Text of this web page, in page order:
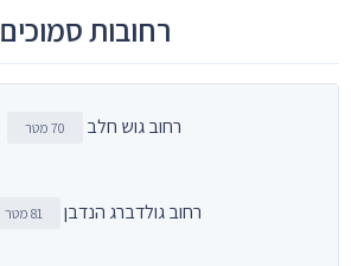
רחובות סמוכים
רחוב גוש חלב 70 מטר
רחוב גולדברג הנדבן 81 מטר